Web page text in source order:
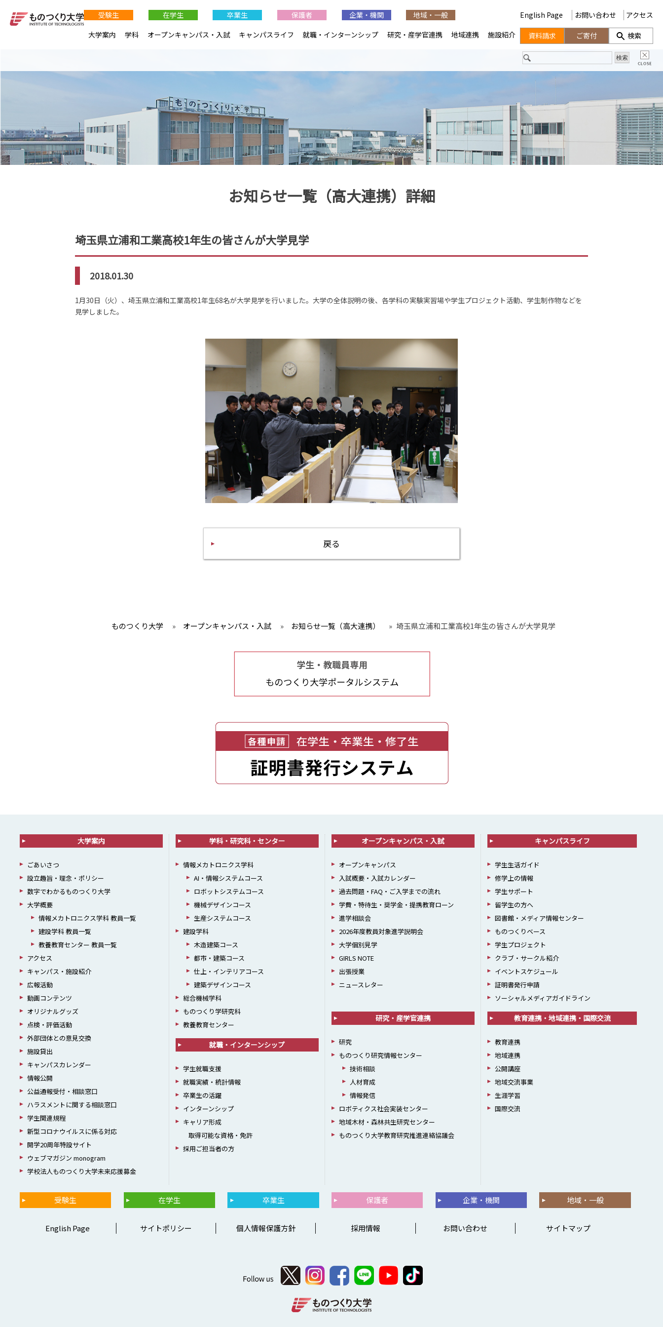
お知らせ一覧（高大連携）詳細
埼玉県立浦和工業高校1年生の皆さんが大学見学
2018.01.30
1月30日（火）、埼玉県立浦和工業高校1年生68名が大学見学を行いました。大学の全体説明の後、各学科の実験実習場や学生プロジェクト活動、学生制作物などを
見学しました。
戻る
受験生 在学生 卒業生 保護者 企業・機関
地域・一般
大学案内
学科 オープンキャンパス・入試 キャンパスライフ 就職・インターンシップ 研究・産学官連携 地域連携 施設紹介
English Page お問い合わせ アクセス
資料請求 ご寄付 検索
ものつくり大学 » オープンキャンパス・入試 » お知らせ一覧（高大連携） » 埼玉県立浦和工業高校1年生の皆さんが大学見学
大学案内
ごあいさつ
設立趣旨・理念・ポリシー
数字でわかるものつくり大学
大学概要
情報メカトロニクス学科 教員一覧
建設学科 教員一覧
教養教育センター 教員一覧
アクセス
キャンパス・施設紹介
広報活動
動画コンテンツ
オリジナルグッズ
点検・評価活動
外部団体との意見交換
施設貸出
キャンパスカレンダー
情報公開
公益通報受付・相談窓口
ハラスメントに関する相談窓口
学生関連規程
新型コロナウイルスに係る対応
開学20周年特設サイト
ウェブマガジン monogram
学校法人ものつくり大学未来応援募金
学科・研究科・センター
情報メカトロニクス学科
AI・情報システムコース
ロボットシステムコース
機械デザインコース
生産システムコース
建設学科
木造建築コース
都市・建築コース
仕上・インテリアコース
建築デザインコース
総合機械学科
ものつくり学研究科
教養教育センター
就職・インターンシップ
学生就職支援
就職実績・統計情報
卒業生の活躍
インターンシップ
キャリア形成
取得可能な資格・免許
採用ご担当者の方
オープンキャンパス・入試
オープンキャンパス
入試概要・入試カレンダー
過去問題・FAQ・ご入学までの流れ
学費・特待生・奨学金・提携教育ローン
進学相談会
2026年度教員対象進学説明会
大学個別見学
GIRLS NOTE
出張授業
ニュースレター
研究・産学官連携
研究
ものつくり研究情報センター
技術相談
人材育成
情報発信
ロボティクス社会実装センター
地域木材・森林共生研究センター
ものつくり大学教育研究推進連絡協議会
キャンパスライフ
学生生活ガイド
修学上の情報
学生サポート
留学生の方へ
図書館・メディア情報センター
ものつくりベース
学生プロジェクト
クラブ・サークル紹介
イベントスケジュール
証明書発行申請
ソーシャルメディアガイドライン
教育連携・地域連携・国際交流
教育連携
地域連携
公開講座
地域交流事業
生涯学習
国際交流
受験生 在学生 卒業生 保護者 企業・機関 地域・一般
English Page サイトポリシー 個人情報保護方針 採用情報 お問い合わせ サイトマップ